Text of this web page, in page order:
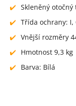
Skleněný
Třída ochrany: I,
Vnější rozměry
Hmotnost 9,3 kg
Barva: Bílá